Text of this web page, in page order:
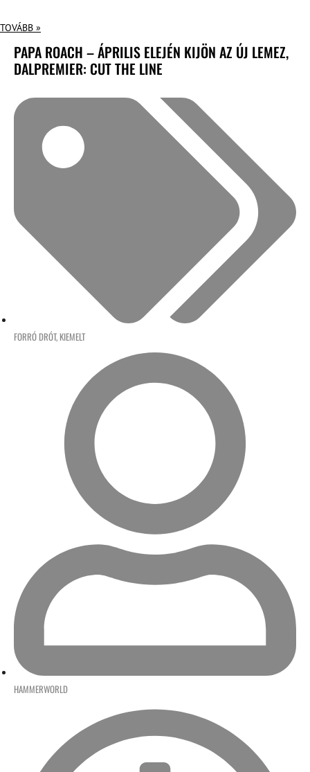
TOVÁBB »
PAPA ROACH – ÁPRILIS ELEJÉN KIJÖN AZ ÚJ LEMEZ,
DALPREMIER: CUT THE LINE
FORRÓ DRÓT, KIEMELT
HAMMERWORLD